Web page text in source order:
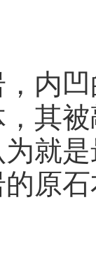
内凹
其
就
原